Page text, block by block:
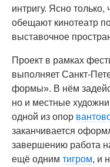
интригу. Ясно
обещают кинотеатр
выставочное
Проект в рамках
выполняет Санкт-
формы». В нём
но и местные
одной из опор
заканчивается
завершению работа
ещё одним тигром, и